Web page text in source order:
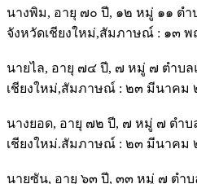
นางพิม, อายุ ๗๐ ปี, ๑๒ หมู่ ๑๑ ต
จังหวัดเชียงใหม่,สัมภาษณ์ : ๑๓
นายไล, อายุ ๗๔ ปี, ๗ หมู่ ๗ ตำบ
เชียงใหม่,สัมภาษณ์ : ๒๓ มีนาคม
นางยอด, อายุ ๗๒ ปี, ๗ หมู่ ๗ ตำ
เชียงใหม่.สัมภาษณ์ : ๒๓ มีนาคม
นายซัน, อายุ ๖๓ ปี, ๓๓ หมู่ ๗ ตำ